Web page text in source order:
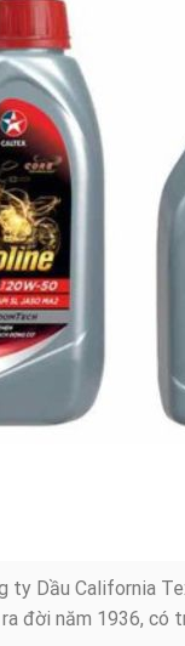
ty Dầu California
đời năm 1936, có